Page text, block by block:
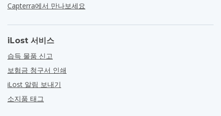
Capterra에서 만나보세요
iLost 서비스
습득 물품 신고
보험금 청구서 인쇄
iLost 알림 보내기
소지품 태그